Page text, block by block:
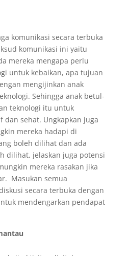
komunikasi secara terbuka
komunikasi ini yaitu
mereka mengapa perlu
untuk kebaikan, apa tujuan
mengijinkan anak
Sehingga anak betul-
teknologi itu untuk
dan sehat. Ungkapkan juga
mereka hadapi di
boleh dilihat dan ada
dilihat, jelaskan juga potensi
mereka rasakan jika
Masukan semua
secara terbuka dengan
mendengarkan pendapat